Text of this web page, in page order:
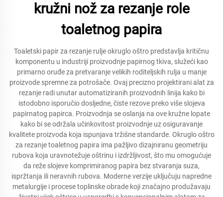
kružni nož za rezanje role
toaletnog papira
Toaletski papir za rezanje rulje okruglo oštro predstavlja kritičnu
komponentu u industriji proizvodnje papirnog tkiva, služeći kao
primarno oruđe za pretvaranje velikih roditeljskih rulja u manje
proizvode spremne za potrošače. Ovaj precizno projektirani alat za
rezanje radi unutar automatiziranih proizvodnih linija kako bi
istodobno isporučio dosljedne, čiste rezove preko više slojeva
papirnatog papirca. Proizvodnja se oslanja na ove kružne lopate
kako bi se održala učinkovitost proizvodnje uz osiguravanje
kvalitete proizvoda koja ispunjava tržišne standarde. Okruglo oštro
za rezanje toaletnog papira ima pažljivo dizajniranu geometriju
rubova koja uravnotežuje oštrinu i izdržljivost, što mu omogućuje
da reže slojeve komprimiranog papira bez stvaranja suza,
ispržtanja ili neravnih rubova. Moderne verzije uključuju napredne
metalurgije i procese toplinske obrade koji značajno produžavaju